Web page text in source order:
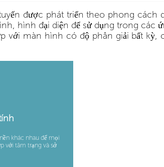
được phát triển theo phong cách
hình đại diện để sử dụng trong các
màn hình có độ phân giải bất kỳ,
khác nhau để mọi
với tâm trạng và sở